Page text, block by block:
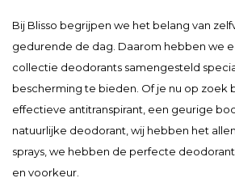
Bij Blisso begrijpen we het belang van
gedurende de dag. Daarom hebben we
collectie deodorants samengesteld
bescherming te bieden. Of je nu op zoek
effectieve antitranspirant, een geurige
natuurlijke deodorant, wij hebben het
sprays, we hebben de perfecte
en voorkeur.